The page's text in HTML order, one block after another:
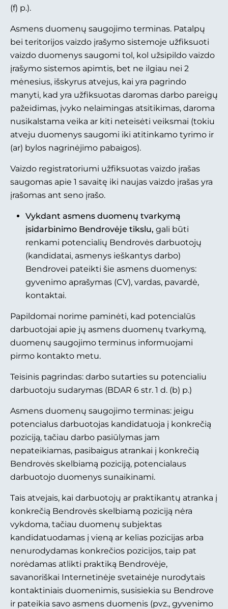
(f) p.).
Asmens duomenų saugojimo terminas. Patalpų
bei teritorijos vaizdo įrašymo sistemoje užfiksuoti
vaizdo duomenys saugomi tol, kol užsipildo vaizdo
įrašymo sistemos apimtis, bet ne ilgiau nei 2
mėnesius, išskyrus atvejus, kai yra pagrindo
manyti, kad yra užfiksuotas daromas darbo pareigų
pažeidimas, įvyko nelaimingas atsitikimas, daroma
nusikalstama veika ar kiti neteisėti veiksmai (tokiu
atveju duomenys saugomi iki atitinkamo tyrimo ir
(ar) bylos nagrinėjimo pabaigos).
Vaizdo registratoriumi užfiksuotas vaizdo įrašas
saugomas apie 1 savaitę iki naujas vaizdo įrašas yra
įrašomas ant seno įrašo.
Vykdant asmens duomenų tvarkymą
įsidarbinimo Bendrovėje tikslu, gali būti
renkami potencialių Bendrovės darbuotojų
(kandidatai, asmenys ieškantys darbo)
Bendrovei pateikti šie asmens duomenys:
gyvenimo aprašymas (CV), vardas, pavardė,
kontaktai.
Papildomai norime paminėti, kad potencialūs
darbuotojai apie jų asmens duomenų tvarkymą,
duomenų saugojimo terminus informuojami
pirmo kontakto metu.
Teisinis pagrindas: darbo sutarties su potencialiu
darbuotoju sudarymas (BDAR 6 str. 1 d. (b) p.)
Asmens duomenų saugojimo terminas: jeigu
potencialus darbuotojas kandidatuoja į konkrečią
poziciją, tačiau darbo pasiūlymas jam
nepateikiamas, pasibaigus atrankai į konkrečią
Bendrovės skelbiamą poziciją, potencialaus
darbuotojo duomenys sunaikinami.
Tais atvejais, kai darbuotojų ar praktikantų atranka į
konkrečią Bendrovės skelbiamą poziciją nėra
vykdoma, tačiau duomenų subjektas
kandidatuodamas į vieną ar kelias pozicijas arba
nenurodydamas konkrečios pozicijos, taip pat
norėdamas atlikti praktiką Bendrovėje,
savanoriškai Internetinėje svetainėje nurodytais
kontaktiniais duomenimis, susisiekia su Bendrove
ir pateikia savo asmens duomenis (pvz., gyvenimo